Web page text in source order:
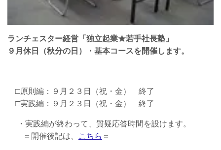
ランチェスター経営「独立起業★若手社長塾」
９月休日（秋分の日）・基本コースを開催します。
□原則編：９月２３日（祝・金） 終了
□実践編：９月２３日（祝・金） 終了
・実践編が終わって、質疑応答時間を設けます。
＝開催後記は、
こちら ＝